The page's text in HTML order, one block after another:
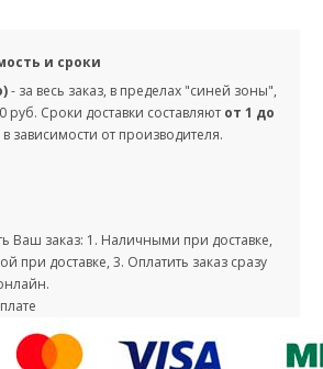
и сроки
- за весь заказ, в пределах "синей зоны",
руб. Сроки доставки составляют от 1 до
в зависимости от производителя.
Ваш заказ: 1. Наличными при доставке,
при доставке, 3. Оплатить заказ сразу